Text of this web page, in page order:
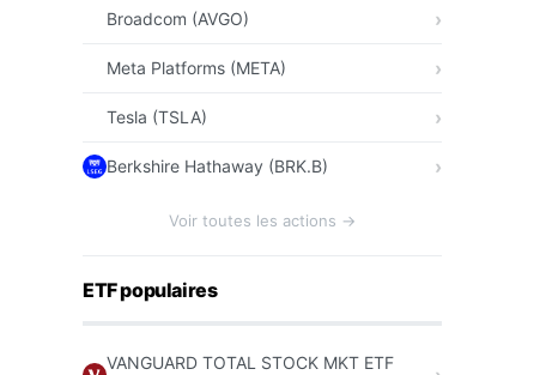
Broadcom (AVGO)
Meta Platforms (META)
Tesla (TSLA)
Berkshire Hathaway (BRK.B)
Voir toutes les actions →
ETF populaires
VANGUARD TOTAL STOCK MKT ETF